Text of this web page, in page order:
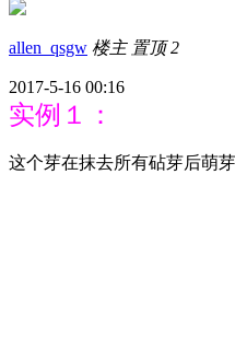
allen_qsgw 楼主 置顶 2
2017-5-16 00:16
实例１：
这个芽在抹去所有砧芽后萌芽